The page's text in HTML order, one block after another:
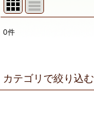
0件
カテゴリで絞り込む